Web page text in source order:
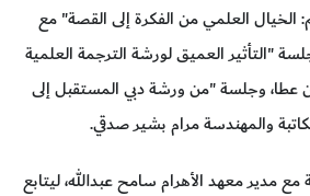
الخيال العلمي من الفكرة إلى القصة" مع
"التأثير العميق لورشة الترجمة العلمية
عطا، وجلسة "من ورشة دبي المستقبل إلى
والمهندسة مرام بشير صدقي.
مدير معهد الأهرام سامح عبدالله، ليتابع